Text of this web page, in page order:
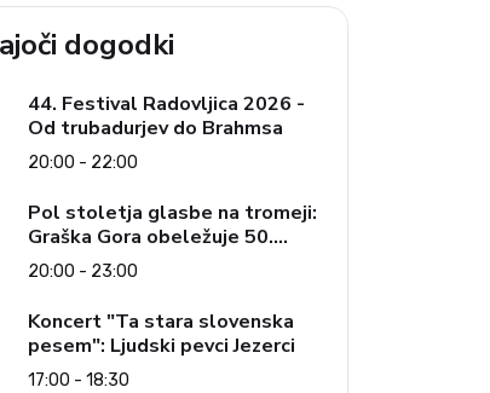
dogodki
44. Festival Radovljica 2026 -
Od trubadurjev do Brahmsa
20:00 - 22:00
Pol stoletja glasbe na tromeji:
Graška Gora obeležuje 50.
jubilejni festival narodno-
zabavne glasbe
20:00 - 23:00
Koncert "Ta stara slovenska
pesem": Ljudski pevci Jezerci
17:00 - 18:30